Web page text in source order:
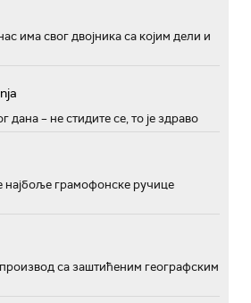
има свог двојника са којим дели и
дана – не стидите се, то је здраво
најбоље грамофонске ручице
са заштићеним географским